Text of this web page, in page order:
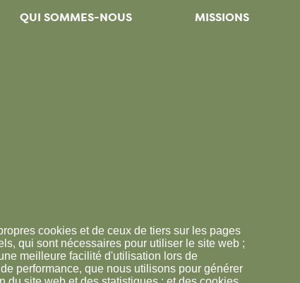
QUI SOMMES-NOUS MISSIONS
cookies et de ceux de tiers sur les pages
qui sont nécessaires pour utiliser le site web ;
meilleure facilité d'utilisation lors de
performance, que nous utilisons pour générer